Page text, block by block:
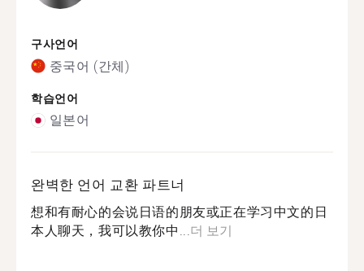
구사언어
중국어 (간체)
학습언어
일본어
완벽한 언어 교환 파트너
想和有耐心的会说日语的朋友或正在学习中文的日
本人聊天，我可以教你中...더 보기